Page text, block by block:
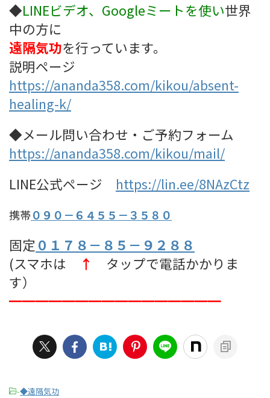
◆LINEビデオ、Googleミートを使い世界
中の方に
遠隔気功を行っています。
説明ページ
https://ananda358.com/kikou/absent-
healing-k/
◆メール問い合わせ・ご予約フォーム
https://ananda358.com/kikou/mail/
LINE公式ページ https://lin.ee/8NAzCtz
携帯０９０－６４５５－３５８０
固定 ０１７８－８５－９２８８
(スマホは
↑
タップで電話かかりま
す）
━━━━━━━━━━━━━━━━
-◆遠隔気功